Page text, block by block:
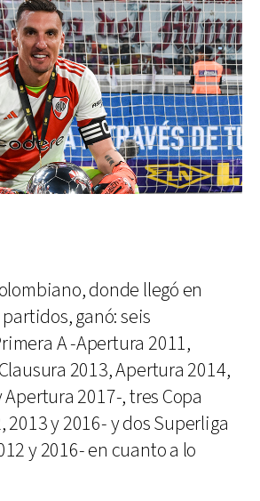
donde llegó en
ganó: seis
A -Apertura 2011,
2013, Apertura 2014,
2017-, tres Copa
2013 y 2016- y dos Superliga
y 2016- en cuanto a lo